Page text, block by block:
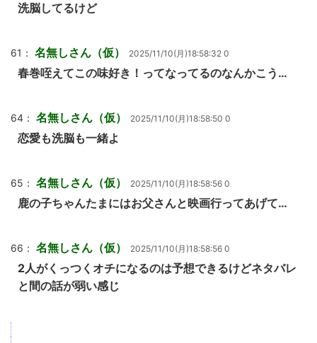
洗脳してるけど
61： 名無しさん（仮） 2025/11/10(月)18:58:32 0
春巻咥えてこの味好き！ってなってるのなんかこう…
64： 名無しさん（仮） 2025/11/10(月)18:58:50 0
恋愛も洗脳も一緒よ
65： 名無しさん（仮） 2025/11/10(月)18:58:56 0
鹿の子ちゃんたまにはお父さんと映画行ってあげて…
66： 名無しさん（仮） 2025/11/10(月)18:58:56 0
2人がくっつくオチになるのは予想できるけどネタバレ
と間の話が弱い感じ